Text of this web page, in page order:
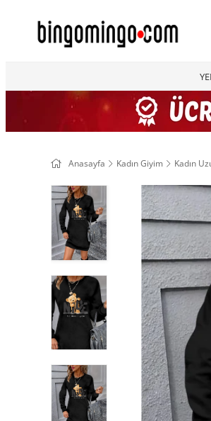
Anasayfa Kadın Giyim Kadın